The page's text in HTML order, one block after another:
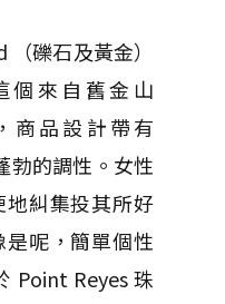
礫石及黃金）
個來自舊金山
商品設計帶有
勃的調性。女性
糾集投其所好
呢，簡單個性
Point Reyes 珠